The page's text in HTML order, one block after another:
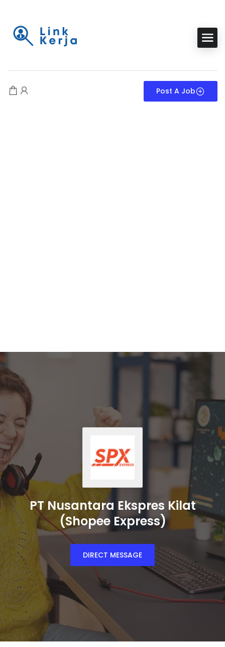
Post A Job
PT Nusantara Ekspres Kilat
(Shopee Express)
DIRECT MESSAGE